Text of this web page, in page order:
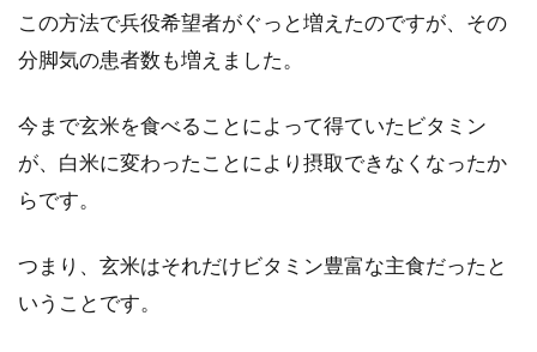
この方法で兵役希望者がぐっと増えたのですが、その
分脚気の患者数も増えました。
今まで玄米を食べることによって得ていたビタミン
が、白米に変わったことにより摂取できなくなったか
らです。
つまり、玄米はそれだけビタミン豊富な主食だったと
いうことです。